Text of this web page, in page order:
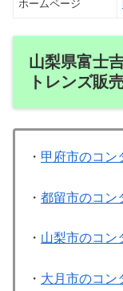
ホームページ
山梨県富士
トレンズ販
・ 甲府市のコン
・ 都留市のコン
・ 山梨市のコン
・ 大月市のコン